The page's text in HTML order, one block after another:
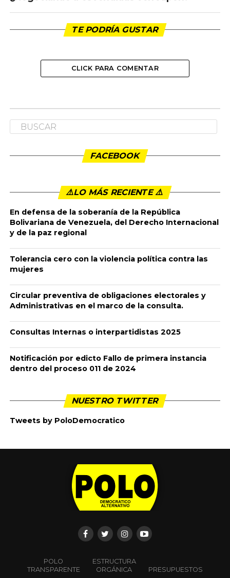
TE PODRÍA GUSTAR
CLICK PARA COMENTAR
FACEBOOK
⚠️LO MÁS RECIENTE ⚠️️
En defensa de la soberanía de la República
Bolivariana de Venezuela, del Derecho Internacional
y de la paz regional
Tolerancia cero con la violencia política contra las
mujeres
Circular preventiva de obligaciones electorales y
Administrativas en el marco de la consulta.
Consultas Internas o interpartidistas 2025
Notificación por edicto Fallo de primera instancia
dentro del proceso 011 de 2024
NUESTRO TWITTER
Tweets by PoloDemocratico
POLO
TRANSPARENTE
ESTRUCTURA
ORGÁNICA
PRESUPUESTOS